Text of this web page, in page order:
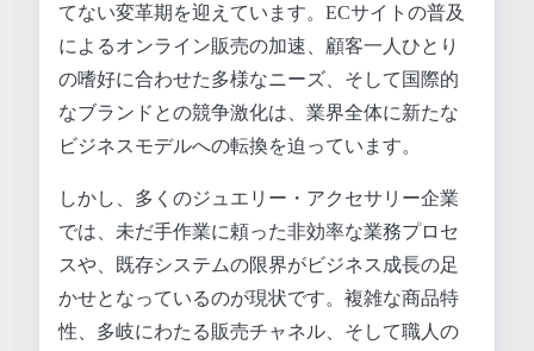
てない変革期を迎えています。ECサイトの普及
によるオンライン販売の加速、顧客一人ひとり
の嗜好に合わせた多様なニーズ、そして国際的
なブランドとの競争激化は、業界全体に新たな
ビジネスモデルへの転換を迫っています。
しかし、多くのジュエリー・アクセサリー企業
では、未だ手作業に頼った非効率な業務プロセ
スや、既存システムの限界がビジネス成長の足
かせとなっているのが現状です。複雑な商品特
性、多岐にわたる販売チャネル、そして職人の